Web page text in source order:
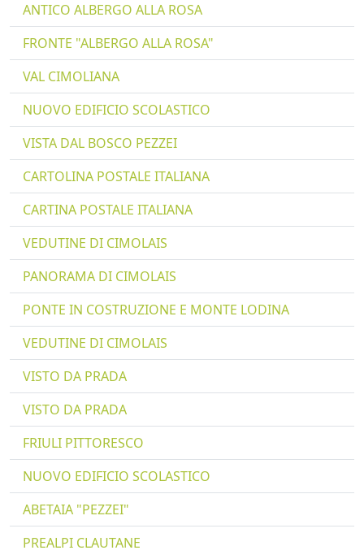
ANTICO ALBERGO ALLA ROSA
FRONTE "ALBERGO ALLA ROSA"
VAL CIMOLIANA
NUOVO EDIFICIO SCOLASTICO
VISTA DAL BOSCO PEZZEI
CARTOLINA POSTALE ITALIANA
CARTINA POSTALE ITALIANA
VEDUTINE DI CIMOLAIS
PANORAMA DI CIMOLAIS
PONTE IN COSTRUZIONE E MONTE LODINA
VEDUTINE DI CIMOLAIS
VISTO DA PRADA
VISTO DA PRADA
FRIULI PITTORESCO
NUOVO EDIFICIO SCOLASTICO
ABETAIA "PEZZEI"
PREALPI CLAUTANE